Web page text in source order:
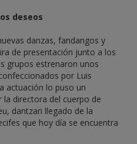
deseos
danzas, fandangos y
de presentación junto a los
grupos estrenaron unos
por Luis
actuación lo puso un
directora del cuerpo de
dantzari llegado de la
que hoy día se encuentra